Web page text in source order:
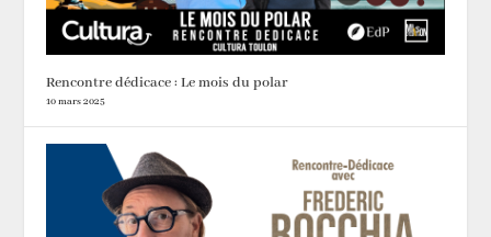
Rencontre dédicace : Le mois du polar
10 mars 2025